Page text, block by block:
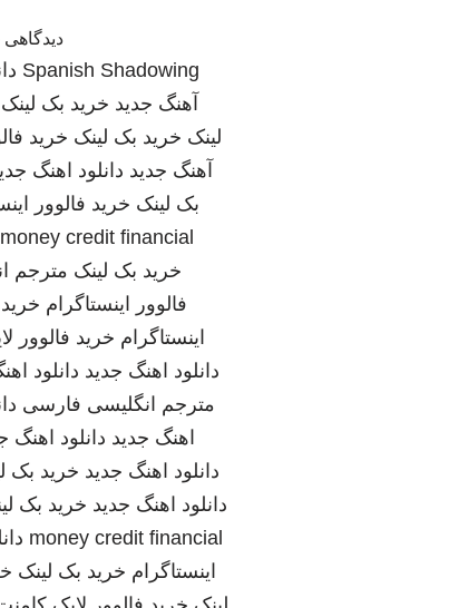
دیدگاهی
Spanish Shadowing
آهنگ جدید خرید بک لینک
لینک خرید بک لینک خرید
آهنگ جدید دانلود اهنگ
بک لینک خرید فالوور
credit financial
خرید بک لینک مترجم
فالوور اینستاگرام
اینستاگرام خرید فالوور
دانلود اهنگ جدید دانلود
مترجم انگلیسی فارسی
اهنگ جدید دانلود اهنگ
دانلود اهنگ جدید خرید بک
دانلود اهنگ جدید خرید بک
money credit financial
اینستاگرام خرید بک لینک